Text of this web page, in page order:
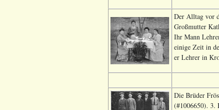
Der Alltag vor
Großmutter
Ihr Mann
einige Zeit in
er Lehrer in
Die Brüder
(#1006650). 3.